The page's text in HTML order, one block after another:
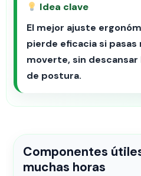
Idea clave
El mejor ajuste
pierde eficacia si pasas
moverte, sin
de postura.
Componentes
muchas horas